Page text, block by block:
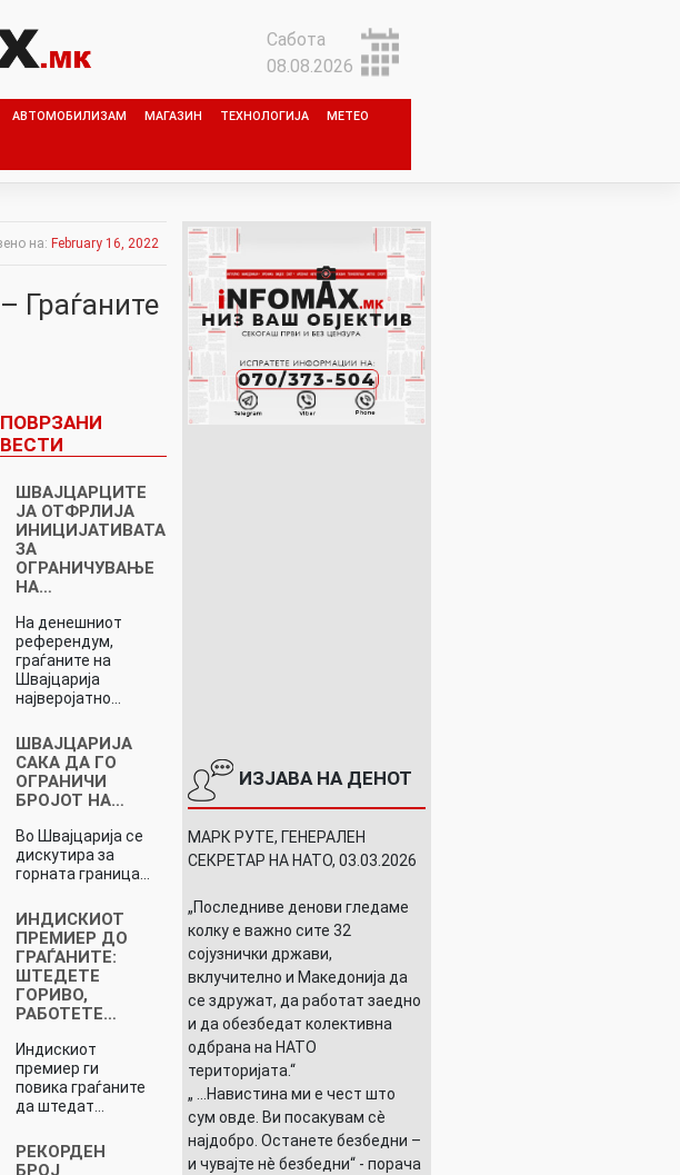
Сабота
08.08.2026
АВТОМОБИЛИЗАМ МАГАЗИН ТЕХНОЛОГИЈА МЕТЕО
на: February 16, 2022
Граѓаните
ПОВРЗАНИ
ВЕСТИ
ШВАЈЦАРЦИТЕ
ЈА ОТФРЛИЈА
ИНИЦИЈАТИВАТА
ЗА
ОГРАНИЧУВАЊЕ
НА…
На денешниот
референдум,
граѓаните на
Швајцарија
најверојатно…
ШВАЈЦАРИЈА
САКА ДА ГО
ОГРАНИЧИ
БРОЈОТ НА…
Во Швајцарија се
дискутира за
горната граница…
ИНДИСКИОТ
ПРЕМИЕР ДО
ГРАЃАНИТЕ:
ШТЕДЕТЕ
ГОРИВО,
РАБОТЕТЕ…
Индискиот
премиер ги
повика граѓаните
да штедат…
РЕКОРДЕН
БРОЈ
ИЗЈАВА НА ДЕНОТ
МАРК РУТЕ, ГЕНЕРАЛЕН
СЕКРЕТАР НА НАТО, 03.03.2026
„Последниве денови гледаме
колку е важно сите 32
сојузнички држави,
вклучително и Македонија да
се здружат, да работат заедно
и да обезбедат колективна
одбрана на НАТО
територијата.“
„ ...Навистина ми е чест што
сум овде. Ви посакувам сè
најдобро. Останете безбедни –
и чувајте нè безбедни“ - порача